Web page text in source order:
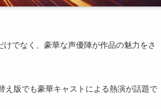
でなく、豪華な声優陣が作品の魅力をさ
え版でも豪華キャストによる熱演が話題で